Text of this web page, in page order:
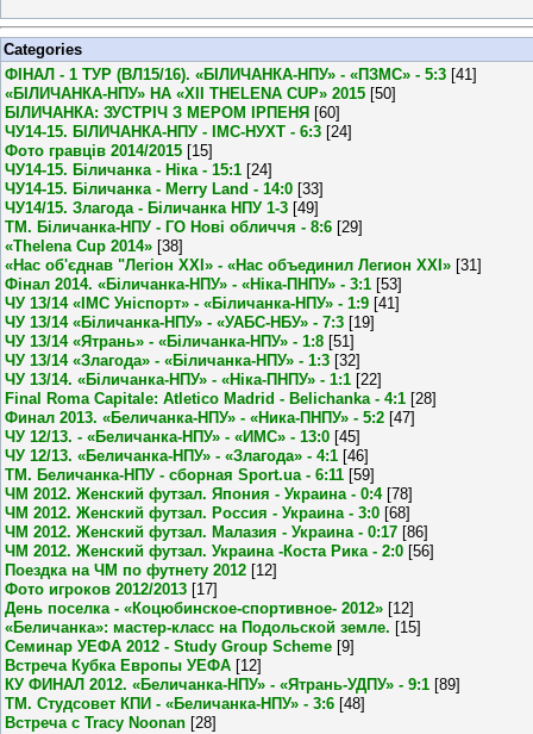
Categories
ФІНАЛ - 1 ТУР (ВЛ15/16). «БІЛИЧАНКА-НПУ» - «ПЗМС» - 5:3 [41]
«БІЛИЧАНКА-НПУ» НА «XII THELENA CUP» 2015 [50]
БІЛИЧАНКА: ЗУСТРІЧ З МЕРОМ ІРПЕНЯ [60]
ЧУ14-15. БІЛИЧАНКА-НПУ - ІМС-НУХТ - 6:3 [24]
Фото гравців 2014/2015 [15]
ЧУ14-15. Біличанка - Ніка - 15:1 [24]
ЧУ14-15. Біличанка - Merry Land - 14:0 [33]
ЧУ14/15. Злагода - Біличанка НПУ 1-3 [49]
ТМ. Біличанка-НПУ - ГО Нові обличчя - 8:6 [29]
«Thelena Cup 2014» [38]
«Нас об'єднав "Легіон XXI» - «Нас объединил Легион XXI» [31]
Фінал 2014. «Біличанка-НПУ» - «Ніка-ПНПУ» - 3:1 [53]
ЧУ 13/14 «ІМС Уніспорт» - «Біличанка-НПУ» - 1:9 [41]
ЧУ 13/14 «Біличанка-НПУ» - «УАБС-НБУ» - 7:3 [19]
ЧУ 13/14 «Ятрань» - «Біличанка-НПУ» - 1:8 [51]
ЧУ 13/14 «Злагода» - «Біличанка-НПУ» - 1:3 [32]
ЧУ 13/14. «Біличанка-НПУ» - «Ніка-ПНПУ» - 1:1 [22]
Final Roma Capitale: Atletico Madrid - Belichanka - 4:1 [28]
Финал 2013. «Беличанка-НПУ» - «Ника-ПНПУ» - 5:2 [47]
ЧУ 12/13. - «Беличанка-НПУ» - «ИМС» - 13:0 [45]
ЧУ 12/13. «Беличанка-НПУ» - «Злагода» - 4:1 [46]
ТМ. Беличанка-НПУ - сборная Sport.ua - 6:11 [59]
ЧМ 2012. Женский футзал. Япония - Украина - 0:4 [78]
ЧМ 2012. Женский футзал. Россия - Украина - 3:0 [68]
ЧМ 2012. Женский футзал. Малазия - Украина - 0:17 [86]
ЧМ 2012. Женский футзал. Украина -Коста Рика - 2:0 [56]
Поездка на ЧМ по футнету 2012 [12]
Фото игроков 2012/2013 [17]
День поселка - «Коцюбинское-спортивное- 2012» [12]
«Беличанка»: мастер-класс на Подольской земле. [15]
Семинар УЕФА 2012 - Study Group Scheme [9]
Встреча Кубка Европы УЕФА [12]
КУ ФИНАЛ 2012. «Беличанка-НПУ» - «Ятрань-УДПУ» - 9:1 [89]
ТМ. Студсовет КПИ - «Беличанка-НПУ» - 3:6 [48]
Встреча с Tracy Noonan [28]